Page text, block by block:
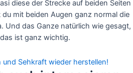
diese der Strecke auf beiden Seiten
mit beiden Augen ganz normal die
Und das Ganze natürlich wie gesagt,
ist ganz wichtig.
Sehkraft wieder herstellen!